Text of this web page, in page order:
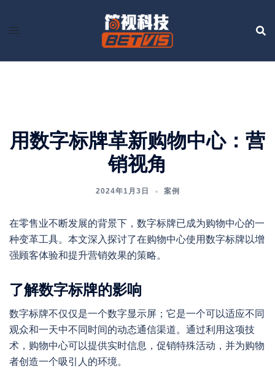
用数字标牌革新购物中心：营
销视角
2024年1月3日 案例
在零售业不断发展的背景下，数字标牌已成为购物中心的一
种变革工具。本文深入探讨了在购物中心使用数字标牌以增
强顾客体验和提升营销效果的策略。
了解数字标牌的影响
数字标牌不仅仅是一个数字显示屏；它是一个可以适应不同
观众和一天中不同时间的动态通信渠道。通过利用这项技
术，购物中心可以提供实时信息，促销特殊活动，并为购物
者创造一个吸引人的环境。